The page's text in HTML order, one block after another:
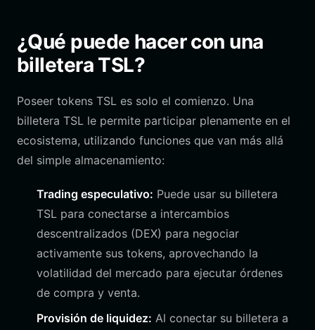
¿Qué puede hacer con una
billetera TSL?
Poseer tokens TSL es solo el comienzo. Una
billetera TSL le permite participar plenamente en el
ecosistema, utilizando funciones que van más allá
del simple almacenamiento:
Trading especulativo: Puede usar su billetera
TSL para conectarse a intercambios
descentralizados (DEX) para negociar
activamente sus tokens, aprovechando la
volatilidad del mercado para ejecutar órdenes
de compra y venta.
Provisión de liquidez: Al conectar su billetera a